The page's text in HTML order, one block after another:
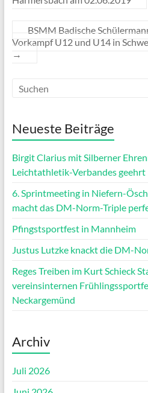
BSMM Badische
Vorkampf U12 und U14 in
→
Neueste Beiträge
Birgit Clarius mit Silberner
Leichtathletik-Verbandes geehrt
6. Sprintmeeting in Niefern-
macht das DM-Norm-Triple
Pfingstsportfest in Mannheim
Justus Lutzke knackt die DM-
Reges Treiben im Kurt Schieck
vereinsinternen
Neckargemünd
Archiv
Juli 2026